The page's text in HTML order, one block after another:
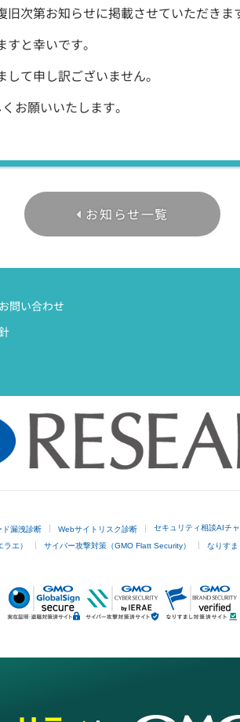
旧次第お知らせに掲載させていただきま
と幸いです。
て申し訳ございません。
お願いいたします。
お知らせ一覧
問い合わせ
ド漏洩診断 Webサイトリスク診断 セキュリティ相談AIチ
エ） サイバー攻撃対策（GMO Flatt Security） なりすま